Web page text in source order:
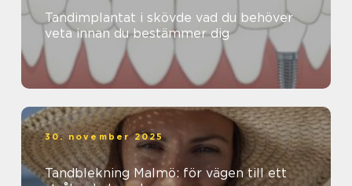
Tandimplantat i skövde vad du behöver
veta innan du bestämmer dig
30. november 2025
Tandblekning Malmö: för vägen till ett